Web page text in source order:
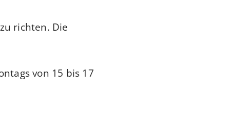
richten. Die
von 15 bis 17